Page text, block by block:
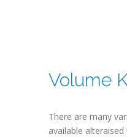
Volume
There are many
available